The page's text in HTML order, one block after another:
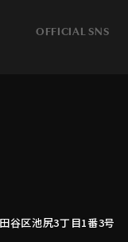
OFFICIAL SNS
谷区池尻3丁目1番3号